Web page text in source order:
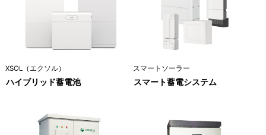
XSOL（エクソル）
ハイブリッド蓄電池
スマートソーラー
スマート蓄電システム